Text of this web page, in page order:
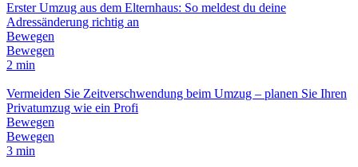
Erster Umzug aus dem Elternhaus: So meldest du deine
Adressänderung richtig an
Bewegen
Bewegen
2 min
Vermeiden Sie Zeitverschwendung beim Umzug – planen Sie Ihren
Privatumzug wie ein Profi
Bewegen
Bewegen
3 min